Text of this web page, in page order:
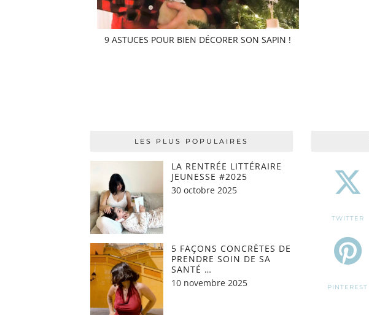
9 ASTUCES POUR BIEN DÉCORER SON SAPIN !
LES PLUS POPULAIRES
LA RENTRÉE LITTÉRAIRE
JEUNESSE #2025
30 octobre 2025
5 FAÇONS CONCRÈTES DE
PRENDRE SOIN DE SA
SANTÉ …
10 novembre 2025
TWITTER
PINTEREST